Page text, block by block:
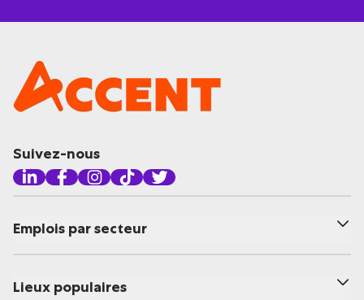
Suivez-nous
Emplois par secteur
Lieux populaires